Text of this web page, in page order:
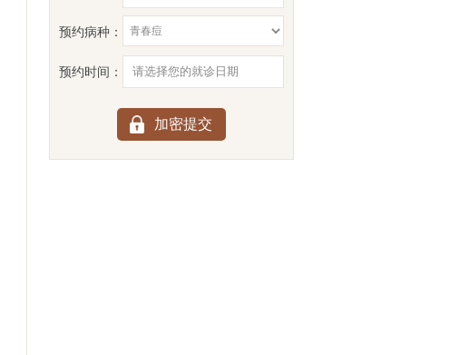
预约病种：
预约时间：